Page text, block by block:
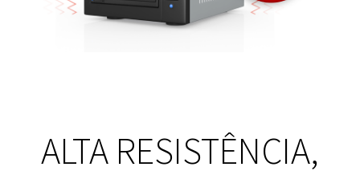
ALTA RESISTÊNCIA,